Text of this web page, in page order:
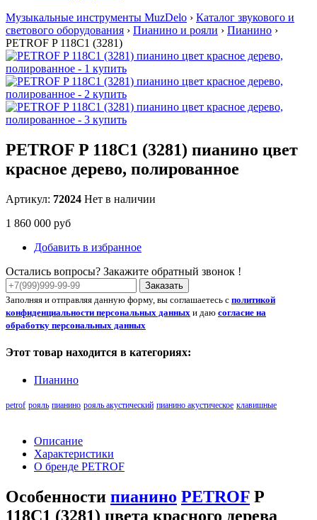
Музыкальные инструменты MuzDelo › Каталог звукового и
светового оборудования › Пианино и рояли › Пианино ›
PETROF P 118C1 (3281)
PETROF P 118C1 (3281) пианино цвет
красное дерево, полированное
Артикул: 72024 Нет в наличии
1 860 000 руб
Добавить в избранное
Остались вопросы? Закажите обратный звонок !
Заказать
Заполняя и отправляя данную форму, вы соглашаетесь с политикой
конфиденциальности персональных данных и даю согласие на
обработку персональных данных
Этот товар находится в категориях:
Пианино
petrof рояль пианино рояль акустический пианино акустическое клавишные
Описание
Характеристики
О бренде PETROF
Особенности пианино PETROF P
118C1 (3281) цвета красного дерева